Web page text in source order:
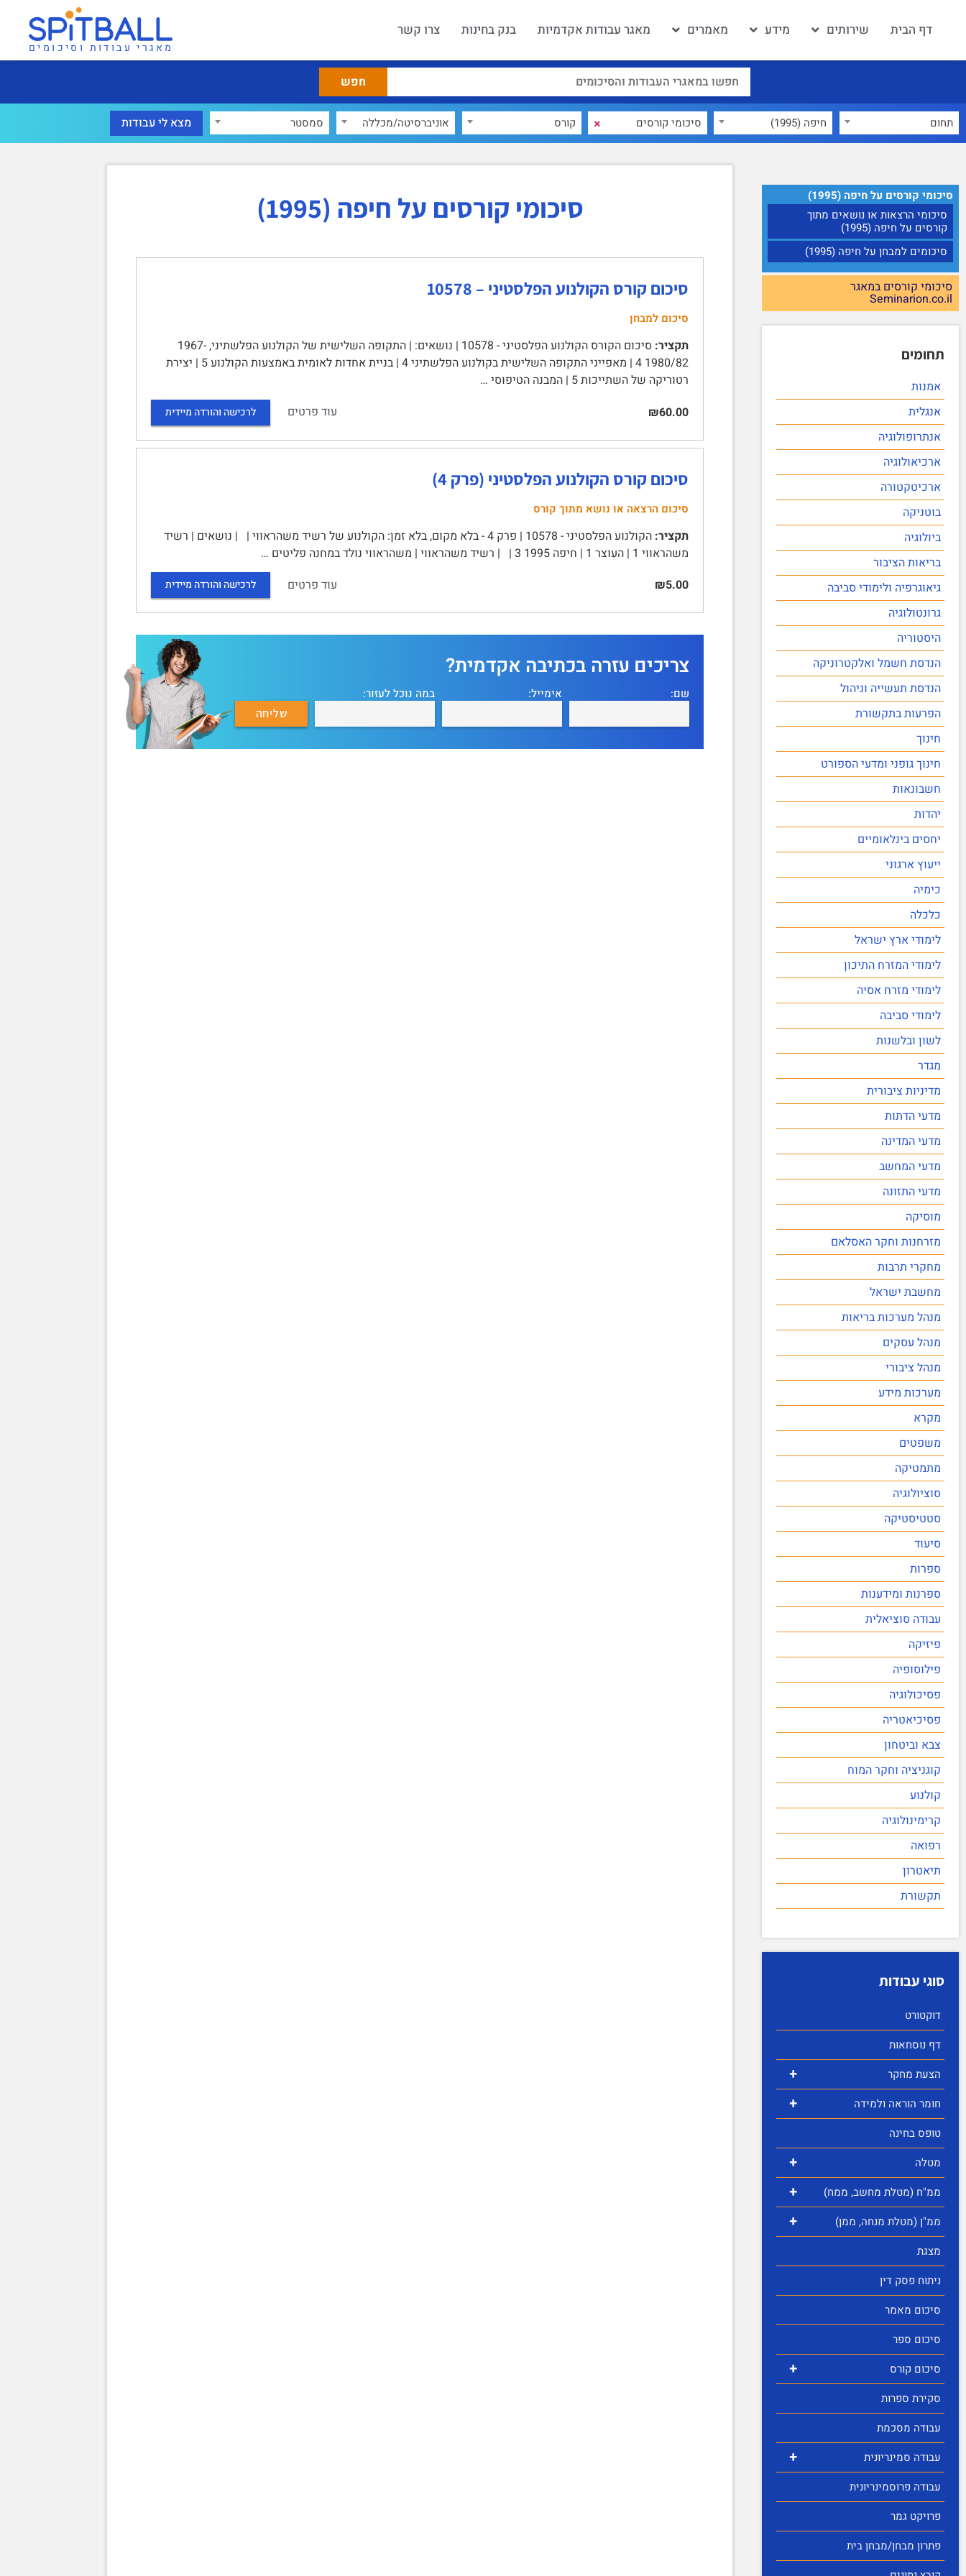
דף הבית שירותים מידע מאמרים מאגר עבודות אקדמיות בנק בחינות צרו קשר
מאגרי עבודות וסיכומים
תחום חיפה (1995) × קורס אוניברסיטה/מכללה סמסטר
סיכומי קורסים על חיפה (1995)
סיכומי הרצאות או נושאים מתוך
קורסים על חיפה (1995)
סיכומים למבחן על חיפה (1995)
סיכומי קורסים במאגר
Seminarion.co.il
תחומים
אמנות
אנגלית
אנתרופולוגיה
ארכיאולוגיה
ארכיטקטורה
בוטניקה
ביולוגיה
בריאות הציבור
גיאוגרפיה ולימודי סביבה
גרונטולוגיה
היסטוריה
הנדסת חשמל ואלקטרוניקה
הנדסת תעשייה וניהול
הפרעות בתקשורת
חינוך
חינוך גופני ומדעי הספורט
חשבונאות
יהדות
יחסים בינלאומיים
ייעוץ ארגוני
כימיה
כלכלה
לימודי ארץ ישראל
לימודי המזרח התיכון
לימודי מזרח אסיה
לימודי סביבה
לשון ובלשנות
מגדר
מדיניות ציבורית
מדעי הדתות
מדעי המדינה
מדעי המחשב
מדעי התזונה
מוסיקה
מזרחנות וחקר האסלאם
מחקרי תרבות
מחשבת ישראל
מנהל מערכות בריאות
מנהל עסקים
מנהל ציבורי
מערכות מידע
מקרא
משפטים
מתמטיקה
סוציולוגיה
סטטיסטיקה
סיעוד
ספרות
ספרנות ומידענות
עבודה סוציאלית
פיזיקה
פילוסופיה
פסיכולוגיה
פסיכיאטריה
צבא וביטחון
קוגניציה וחקר המוח
קולנוע
קרימינולוגיה
רפואה
תיאטרון
תקשורת
סוגי עבודות
דוקטורט
דף נוסחאות
+ הצעת מחקר
+
חומר הוראה ולמידה
טופס בחינה
+ מטלה
+ ממ"ח (מטלת מחשב, ממח)
+
ממ"ן (מטלת מנחה, ממן)
מצגת
ניתוח פסק דין
סיכום מאמר
סיכום ספר
+
סיכום קורס
סקירת ספרות
עבודה מסכמת
+
עבודה סמינריונית
עבודה פרוסמינריונית
פרויקט גמר
פתרון מבחן/מבחן בית
סיכומי קורסים על חיפה (1995)
סיכום קורס הקולנוע הפלסטיני‏ – 10578
סיכום למבחן
תקציר:
סיכום הקורס הקולנוע הפלסטיני‏ - 10578 | נושאים: | התקופה השלישית של הקולנוע הפלשתיני, 1967-
1980/82 4 | מאפייני התקופה השלישית בקולנוע הפלשתיני 4 | בניית אחדות לאומית באמצעות הקולנוע 5 | יצירת
רטוריקה של השתייכות 5 | המבנה הטיפוסי …
₪60.00
עוד פרטים לרכישה והורדה מיידית
סיכום קורס הקולנוע הפלסטיני (פרק 4)
סיכום הרצאה או נושא מתוך קורס
תקציר:
הקולנוע הפלסטיני‏ - 10578 | פרק 4 - בלא מקום, בלא זמן: הקולנוע של רשיד משהראווי | | נושאים | רשיד
משהראווי 1 | העוצר 1 | חיפה 1995 3 | | רשיד משהראווי | משהראווי נולד במחנה פליטים …
₪5.00
עוד פרטים לרכישה והורדה מיידית
צריכים עזרה בכתיבה אקדמית?
שם: אימייל: במה נוכל לעזור: